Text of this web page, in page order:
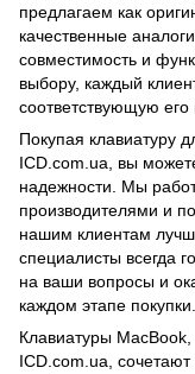
предлагаем как
качественные
совместимость и
выбору, каждый
соответствующую
Покупая клавиатуру
ICD.com.ua, вы
надежности. Мы
производителями и
нашим клиентам
специалисты всегда
на ваши вопросы и
каждом этапе покупки.
Клавиатуры
ICD.com.ua, сочетают